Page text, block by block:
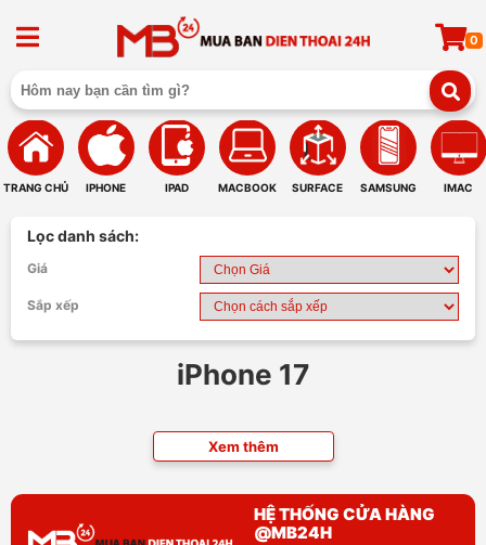
0
TRANG CHỦ IPHONE IPAD MACBOOK SURFACE SAMSUNG IMAC
Lọc danh sách:
Giá
Sắp xếp
iPhone 17
Xem thêm
HỆ THỐNG CỬA HÀNG
@MB24H